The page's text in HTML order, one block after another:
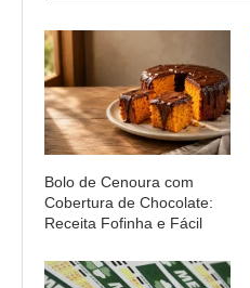
Bolo de Cenoura com
Cobertura de Chocolate:
Receita Fofinha e Fácil